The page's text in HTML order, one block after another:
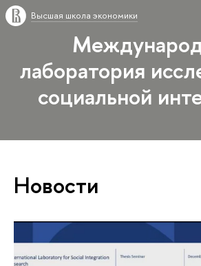
Высшая школа экономики
лаборатория
социальной
Новости